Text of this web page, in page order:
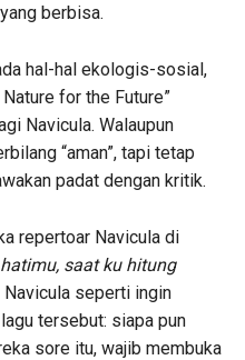
berbisa.
hal-hal ekologis-sosial,
for the Future”
Navicula. Walaupun
“aman”, tapi tetap
padat dengan kritik.
repertoar Navicula di
saat ku hitung
Navicula seperti ingin
tersebut: siapa pun
sore itu, wajib membuka